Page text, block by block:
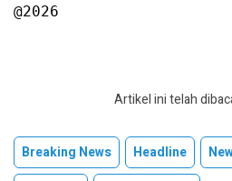
@2026
Artikel ini telah
Breaking News Headline